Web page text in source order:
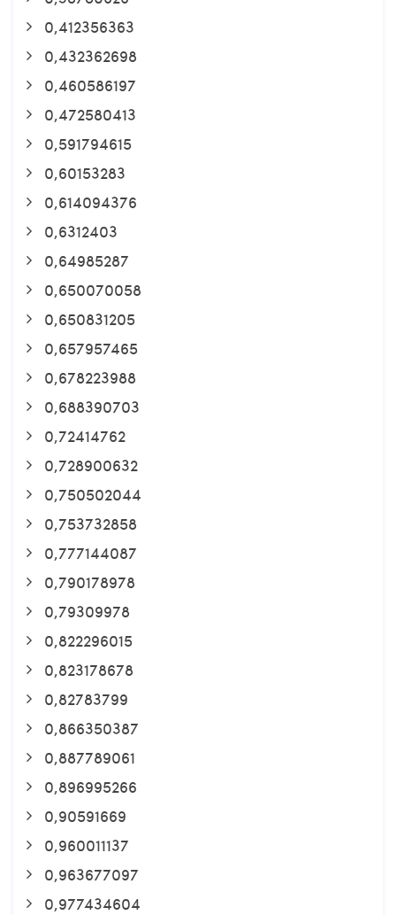
0,412356363
0,432362698
0,460586197
0,472580413
0,591794615
0,60153283
0,614094376
0,6312403
0,64985287
0,650070058
0,650831205
0,657957465
0,678223988
0,688390703
0,72414762
0,728900632
0,750502044
0,753732858
0,777144087
0,790178978
0,79309978
0,822296015
0,823178678
0,82783799
0,866350387
0,887789061
0,896995266
0,90591669
0,960011137
0,963677097
0,977434604